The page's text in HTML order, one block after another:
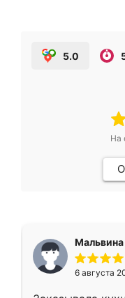
5.0
На
Мальвина
6 августа